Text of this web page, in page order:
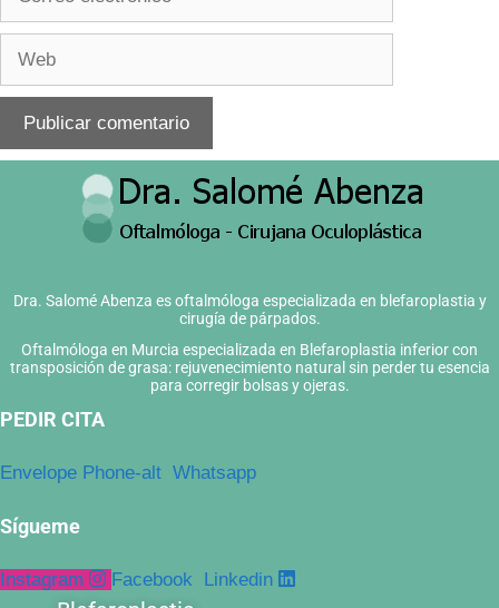
Dra. Salomé Abenza es oftalmóloga especializada en blefaroplastia y
cirugía de párpados.
Oftalmóloga en Murcia especializada en Blefaroplastia inferior con
transposición de grasa: rejuvenecimiento natural sin perder tu esencia
para corregir bolsas y ojeras.
PEDIR CITA
Envelope Phone-alt Whatsapp
Sígueme
Instagram Facebook Linkedin